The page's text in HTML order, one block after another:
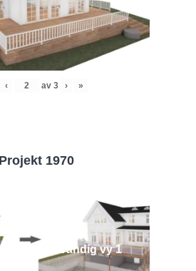
‹ av 3 › »
Projekt 1970
1970 - Utvändig vy 1